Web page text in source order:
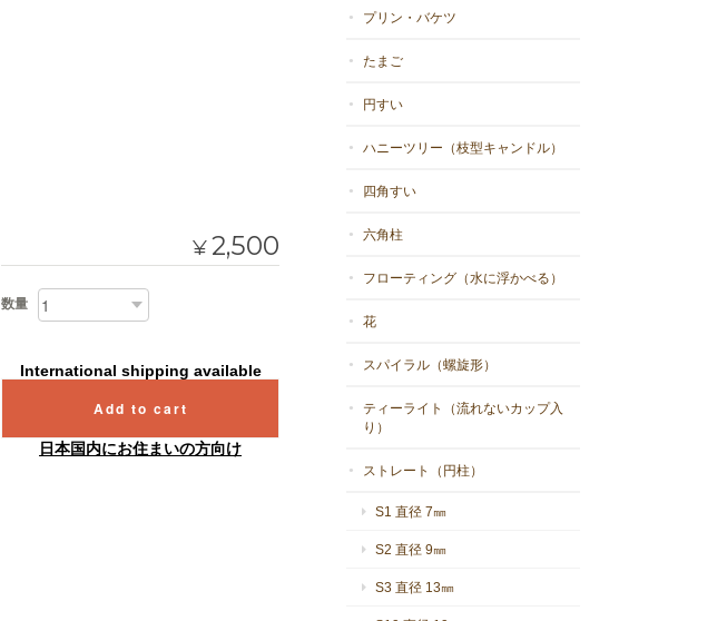
¥2,500
数量
International shipping available
Add to cart
日本国内にお住まいの方向け
プリン・バケツ
たまご
円すい
ハニーツリー（枝型キャンドル）
四角すい
六角柱
フローティング（水に浮かべる）
花
スパイラル（螺旋形）
ティーライト（流れないカップ入
り）
ストレート（円柱）
S1 直径 7㎜
S2 直径 9㎜
S3 直径 13㎜